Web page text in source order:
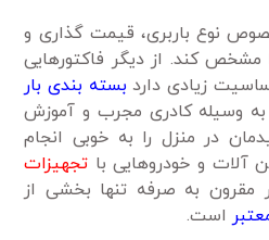
نوع باربری، قیمت گذاری و
مشخص کند. از دیگر فاکتور‌هایی
زیادی دارد بسته بندی بار
وسیله کادری مجرب و آموزش
در منزل را به خوبی انجام
آلات و خودرو‌هایی با تجهیزات
به صرفه تنها بخشی از
است.